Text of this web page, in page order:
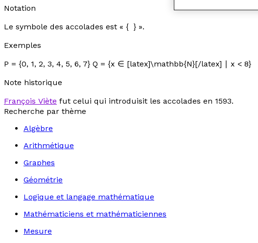
Notation
Le symbole des accolades est « { } ».
Exemples
P = {0, 1, 2, 3, 4, 5, 6, 7} Q = {x ∈ [latex]\mathbb{N}[/latex] ∣ x < 8}
Note historique
François Viète fut celui qui introduisit les accolades en 1593.
Recherche par thème
Algèbre
Arithmétique
Graphes
Géométrie
Logique et langage mathématique
Mathématiciens et mathématiciennes
Mesure